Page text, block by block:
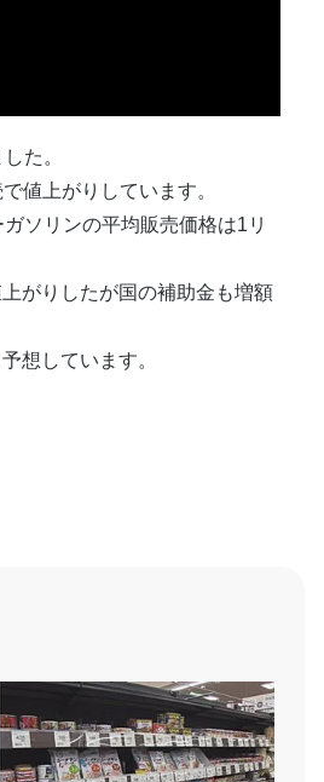
た。
値上がりしています。
ソリンの平均販売価格は1リ
がりしたが国の補助金も増額
想しています。